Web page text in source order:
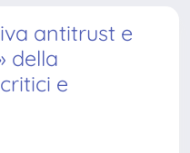
antitrust e
della
e